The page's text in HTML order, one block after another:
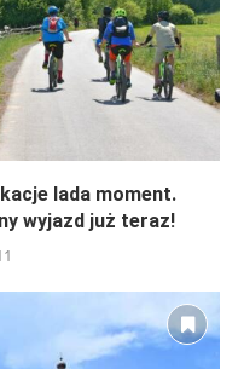
lada moment.
wyjazd już teraz!